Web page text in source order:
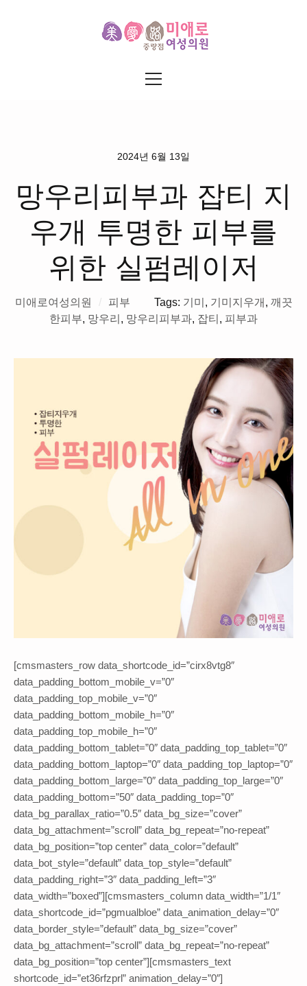
2024년 6월 13일
망우리피부과 잡티 지
우개 투명한 피부를
위한 실펌레이저
미애로여성의원 / 피부 Tags: 기미 , 기미지우개 , 깨끗
한피부, 망우리 , 망우리피부과, 잡티 , 피부과
[cmsmasters_row data_shortcode_id=”cirx8vtg8″
data_padding_bottom_mobile_v=”0″
data_padding_top_mobile_v=”0″
data_padding_bottom_mobile_h=”0″
data_padding_top_mobile_h=”0″
data_padding_bottom_tablet=”0″ data_padding_top_tablet=”0″
data_padding_bottom_laptop=”0″ data_padding_top_laptop=”0″
data_padding_bottom_large=”0″ data_padding_top_large=”0″
data_padding_bottom=”50″ data_padding_top=”0″
data_bg_parallax_ratio=”0.5″ data_bg_size=”cover”
data_bg_attachment=”scroll” data_bg_repeat=”no-repeat”
data_bg_position=”top center” data_color=”default”
data_bot_style=”default” data_top_style=”default”
data_padding_right=”3″ data_padding_left=”3″
data_width=”boxed”][cmsmasters_column data_width=”1/1″
data_shortcode_id=”pgmualbloe” data_animation_delay=”0″
data_border_style=”default” data_bg_size=”cover”
data_bg_attachment=”scroll” data_bg_repeat=”no-repeat”
data_bg_position=”top center”][cmsmasters_text
shortcode_id=”et36rfzprl” animation_delay=”0″]